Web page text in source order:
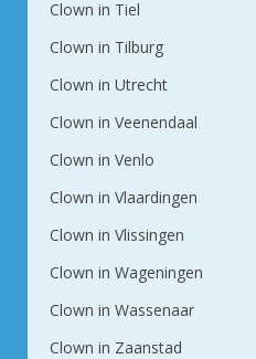
Clown in Tiel
Clown in Tilburg
Clown in Utrecht
Clown in Veenendaal
Clown in Venlo
Clown in Vlaardingen
Clown in Vlissingen
Clown in Wageningen
Clown in Wassenaar
Clown in Zaanstad